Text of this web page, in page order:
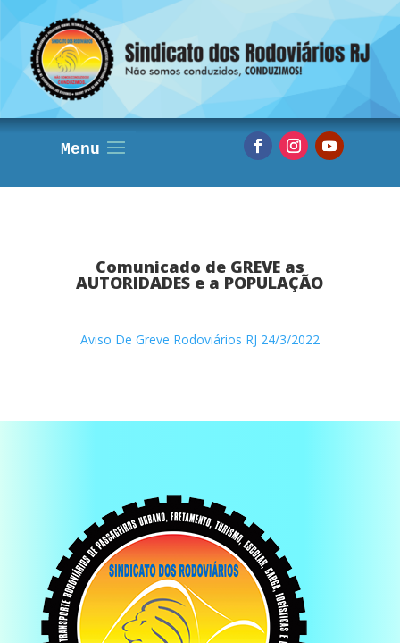
Comunicado de GREVE as
AUTORIDADES e a POPULAÇÃO
Aviso De Greve Rodoviários RJ 24/3/2022